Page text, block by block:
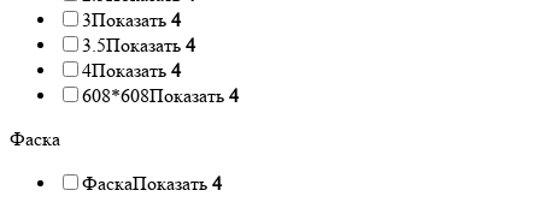
3Показать 4
3.5Показать 4
4Показать 4
608*608Показать 4
Фаска
ФаскаПоказать 4